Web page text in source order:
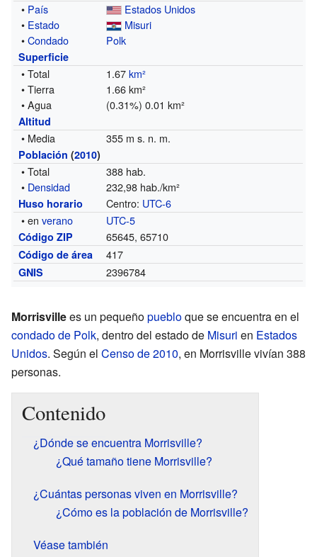
• País
Estados Unidos
• Estado
Misuri
•Condado Polk
Superficie
• Total 1.67km²
• Tierra
1.66 km²
• Agua
(0.31%) 0.01 km²
Altitud
• Media 355 m s. n. m.
Población (2010)
• Total
388 hab.
• Densidad 232,98 hab./km²
Huso horario Centro: UTC-6
• enverano UTC-5
Código ZIP 65645, 65710
Código de área 417
GNIS 2396784
Morrisvillees un pequeñopuebloque se encuentra en el
condado de Polk, dentro del estado de Misuri en Estados
Unidos. Según el Censo de 2010, en Morrisville vivían 388
personas.
Contenido
¿Dónde se encuentra Morrisville?
¿Qué tamaño tiene Morrisville?
¿Cuántas personas viven en Morrisville?
¿Cómo es la población de Morrisville?
Véase también